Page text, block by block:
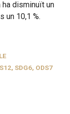
ha disminuït un
un 10,1 %.
, SDG6, ODS7